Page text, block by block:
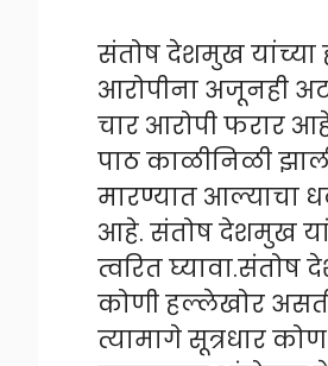
बीड
संतोष देशमुख यांच्या
आरोपीना अजूनही
चार आरोपी फरार
पाठ काळीनिळी
मारण्यात आल्याचा
आहे. संतोष देशमुख
त्वरित घ्यावा.संतोष
कोणी हल्लेखोर
त्यामागे सूत्रधार कोण